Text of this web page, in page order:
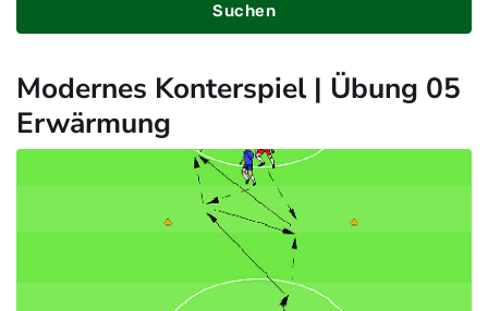
Suchen
Modernes Konterspiel | Übung 05
Erwärmung